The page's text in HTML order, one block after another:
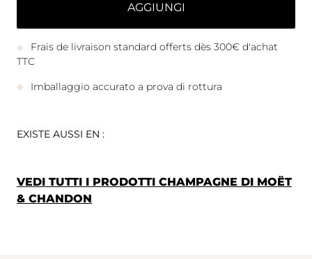
AGGIUNGI
Frais de livraison standard offerts dès 300€ d'achat
TTC
Imballaggio accurato a prova di rottura
EXISTE AUSSI EN :
VEDI TUTTI I PRODOTTI CHAMPAGNE DI MOËT
& CHANDON